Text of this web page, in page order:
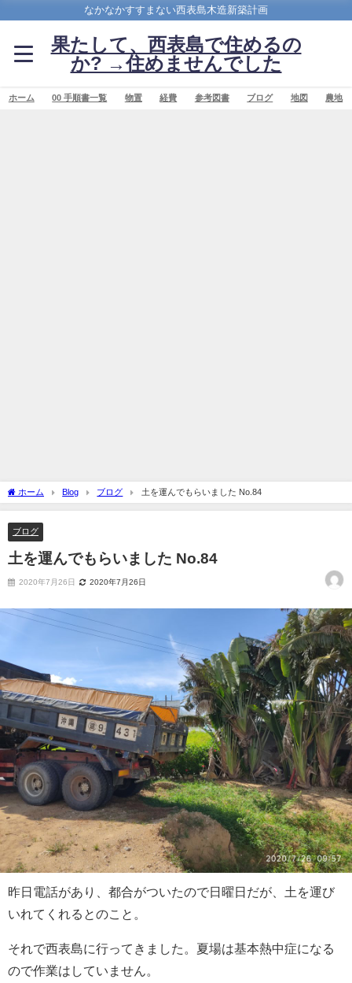
なかなかすすまない西表島木造新築計画
果たして、西表島で住めるの
か? →住めませんでした
ホーム 00 手順書一覧 物置 経費 参考図書 ブログ 地図 農地
ホーム Blog ブログ 土を運んでもらいました No.84
ブログ
土を運んでもらいました No.84
2020年7月26日 2020年7月26日
昨日電話があり、都合がついたので日曜日だが、土を運び
いれてくれるとのこと。
それで西表島に行ってきました。夏場は基本熱中症になる
ので作業はしていません。